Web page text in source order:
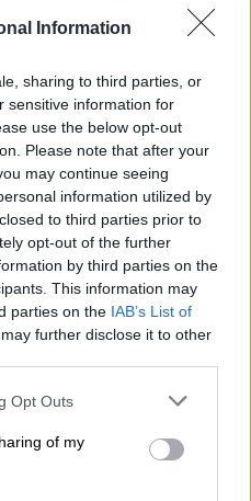
Information
sharing to third parties, or
sensitive information for
use the below opt-out
Please note that after your
may continue seeing
information utilized by
to third parties prior to
opt-out of the further
by third parties on the
This information may
parties on the IAB’s List of
further disclose it to other
uses one or more Google
behaviour. You may click to
and its third-party tags to
purposes in below Google
Opt Outs
of my
Οκτώβριο.
ενώ η ίδια
παιδί της